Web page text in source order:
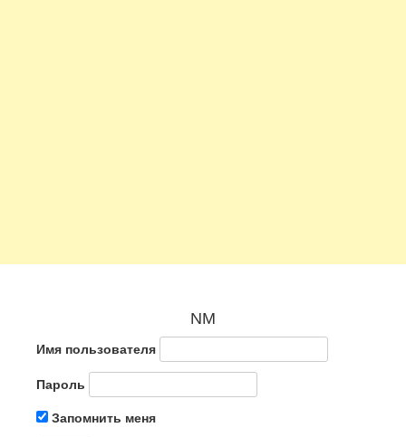
NM
Имя пользователя
Пароль
Запомнить меня